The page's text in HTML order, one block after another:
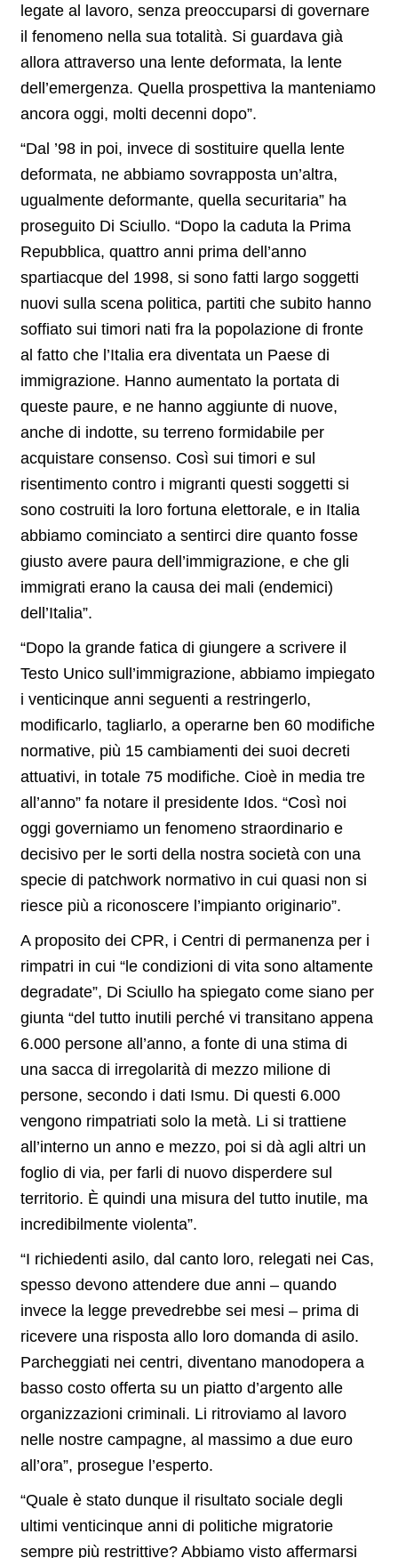
legate al lavoro, senza preoccuparsi di governare
il fenomeno nella sua totalità. Si guardava già
allora attraverso una lente deformata, la lente
dell’emergenza. Quella prospettiva la manteniamo
ancora oggi, molti decenni dopo”.
“Dal ’98 in poi, invece di sostituire quella lente
deformata, ne abbiamo sovrapposta un’altra,
ugualmente deformante, quella securitaria” ha
proseguito Di Sciullo. “Dopo la caduta la Prima
Repubblica, quattro anni prima dell’anno
spartiacque del 1998, si sono fatti largo soggetti
nuovi sulla scena politica, partiti che subito hanno
soffiato sui timori nati fra la popolazione di fronte
al fatto che l’Italia era diventata un Paese di
immigrazione. Hanno aumentato la portata di
queste paure, e ne hanno aggiunte di nuove,
anche di indotte, su terreno formidabile per
acquistare consenso. Così sui timori e sul
risentimento contro i migranti questi soggetti si
sono costruiti la loro fortuna elettorale, e in Italia
abbiamo cominciato a sentirci dire quanto fosse
giusto avere paura dell’immigrazione, e che gli
immigrati erano la causa dei mali (endemici)
dell’Italia”.
“Dopo la grande fatica di giungere a scrivere il
Testo Unico sull’immigrazione, abbiamo impiegato
i venticinque anni seguenti a restringerlo,
modificarlo, tagliarlo, a operarne ben 60 modifiche
normative, più 15 cambiamenti dei suoi decreti
attuativi, in totale 75 modifiche. Cioè in media tre
all’anno” fa notare il presidente Idos. “Così noi
oggi governiamo un fenomeno straordinario e
decisivo per le sorti della nostra società con una
specie di patchwork normativo in cui quasi non si
riesce più a riconoscere l’impianto originario”.
A proposito dei CPR, i Centri di permanenza per i
rimpatri in cui “le condizioni di vita sono altamente
degradate”, Di Sciullo ha spiegato come siano per
giunta “del tutto inutili perché vi transitano appena
6.000 persone all’anno, a fonte di una stima di
una sacca di irregolarità di mezzo milione di
persone, secondo i dati Ismu. Di questi 6.000
vengono rimpatriati solo la metà. Li si trattiene
all’interno un anno e mezzo, poi si dà agli altri un
foglio di via, per farli di nuovo disperdere sul
territorio. È quindi una misura del tutto inutile, ma
incredibilmente violenta”.
“I richiedenti asilo, dal canto loro, relegati nei Cas,
spesso devono attendere due anni – quando
invece la legge prevedrebbe sei mesi – prima di
ricevere una risposta allo loro domanda di asilo.
Parcheggiati nei centri, diventano manodopera a
basso costo offerta su un piatto d’argento alle
organizzazioni criminali. Li ritroviamo al lavoro
nelle nostre campagne, al massimo a due euro
all’ora”, prosegue l’esperto.
“Quale è stato dunque il risultato sociale degli
ultimi venticinque anni di politiche migratorie
sempre più restrittive? Abbiamo visto affermarsi